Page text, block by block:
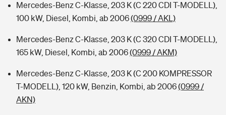
Mercedes-Benz C-Klasse, 203 K (C 220 CDI T-MODELL),
100 kW, Diesel, Kombi, ab 2006(0999 / AKL)
Mercedes-Benz C-Klasse, 203 K (C 320 CDI T-MODELL),
165 kW, Diesel, Kombi, ab 2006(0999 / AKM)
Mercedes-Benz C-Klasse, 203 K (C 200 KOMPRESSOR
T-MODELL), 120 kW, Benzin, Kombi, ab 2006(0999 /
AKN)